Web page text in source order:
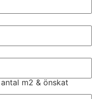
m2 & önskat